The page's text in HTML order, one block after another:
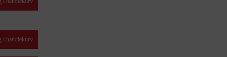
i handlekurv